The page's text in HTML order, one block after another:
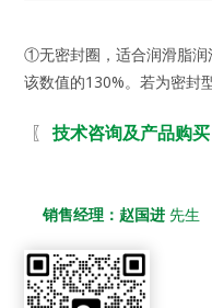
①无密封圈，适合润滑脂润
该数值的130%。若为密封
〖 技术咨询及产品购
销售经理：赵国进 先生